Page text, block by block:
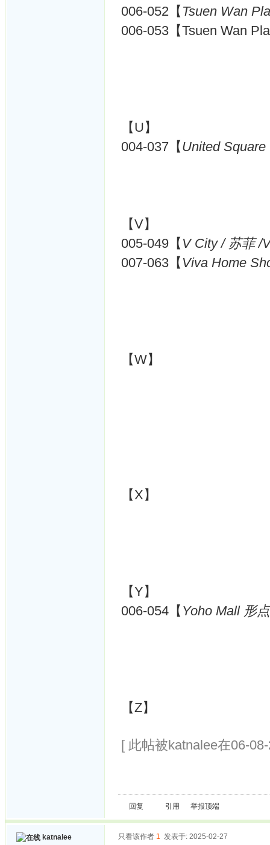
006-052【 Tsuen Wan
006-053【Tsuen Wan
【U】
004-037【United Square
【V】
005-049【 V City / 苏菲 /
007-063【 Viva Home
【W】
【X】
【Y】
006-054【 Yoho Mall 形
【Z】
[ 此帖被katnalee在06-
回复 引用 举报顶端
katnalee 只看该作者 1 发表于: 2025-02-27